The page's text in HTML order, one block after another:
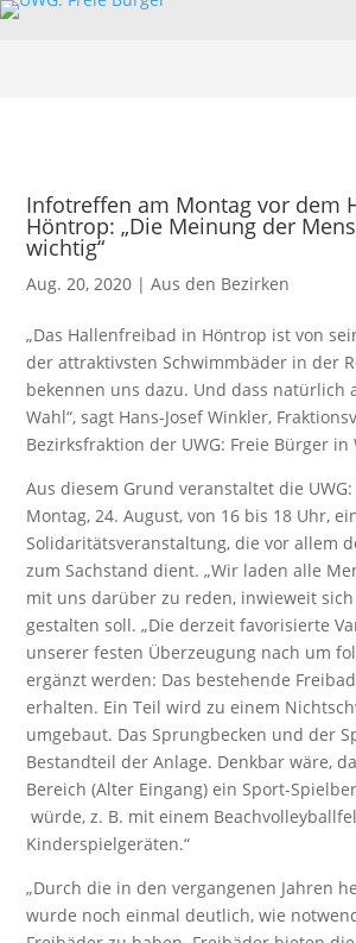
Infotreffen am Montag vor dem
Höntrop: „Die Meinung der
wichtig“
Aug. 20, 2020 |Aus den Bezirken
„Das Hallenfreibad in Höntrop ist von
der attraktivsten Schwimmbäder in der
bekennen uns dazu. Und dass natürlich
Wahl“, sagt Hans-Josef Winkler,
Bezirksfraktion der UWG: Freie Bürger in
Aus diesem Grund veranstaltet die
Montag, 24. August, von 16 bis 18 Uhr,
Solidaritätsveranstaltung, die vor allem
zum Sachstand dient. „Wir laden alle
mit uns darüber zu reden, inwieweit
gestalten soll. „Die derzeit favorisierte
unserer festen Überzeugung nach um
ergänzt werden: Das bestehende
erhalten. Ein Teil wird zu einem
umgebaut. Das Sprungbecken und der
Bestandteil der Anlage. Denkbar wäre,
Bereich (Alter Eingang) ein Sport-
würde, z. B. mit einem
Kinderspielgeräten.“
„Durch die in den vergangenen Jahren
wurde noch einmal deutlich, wie